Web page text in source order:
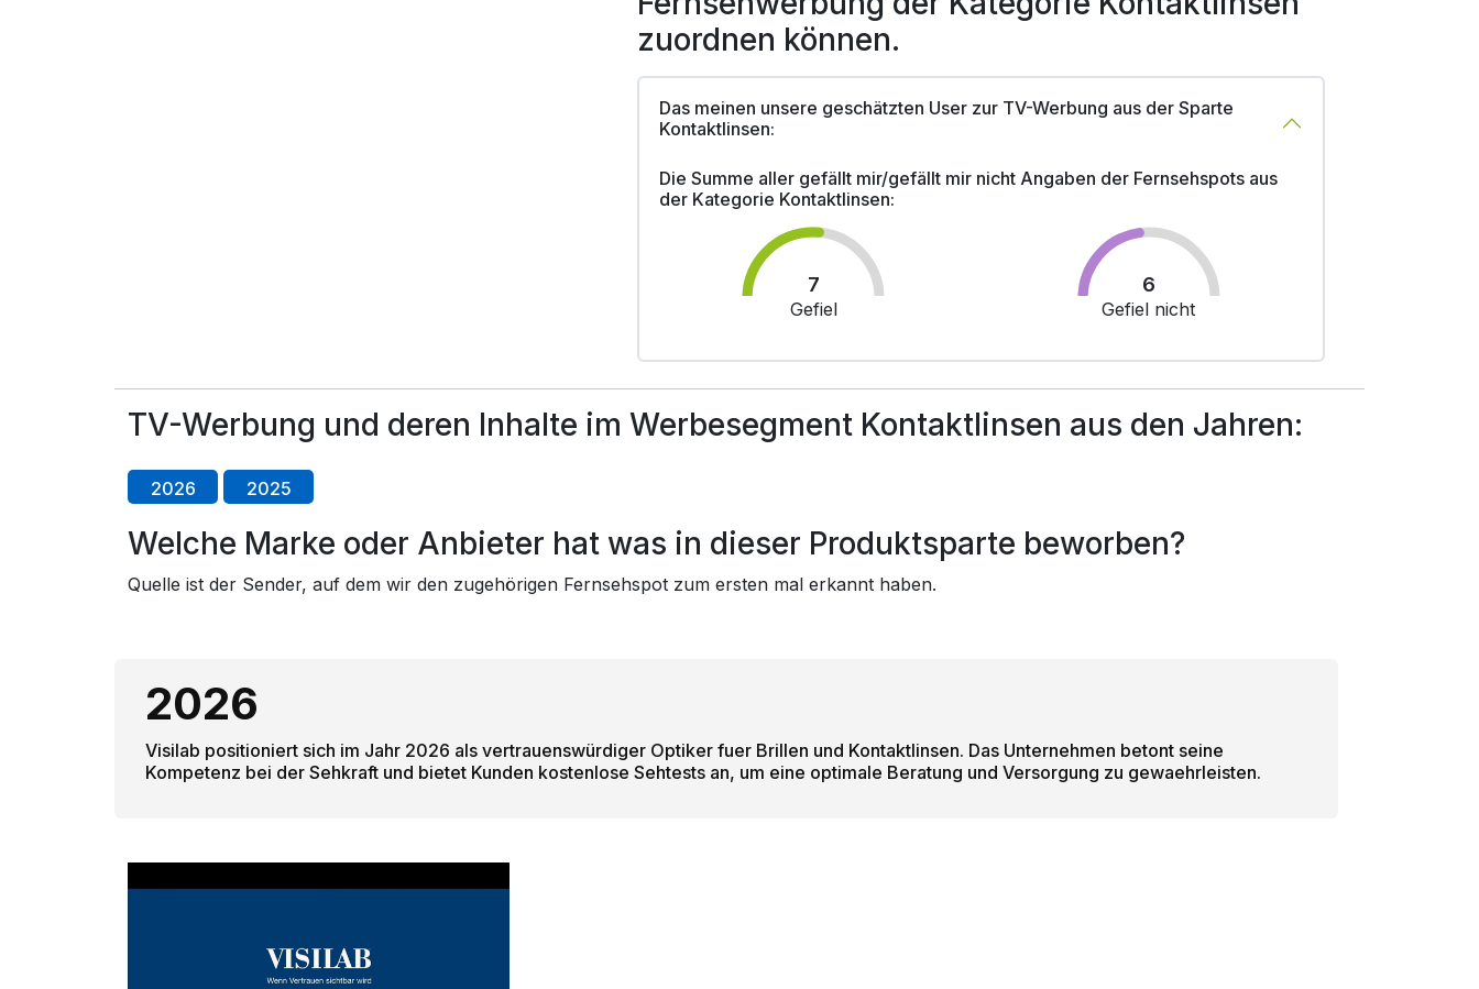
zuordnen können.
Das meinen unsere geschätzten User zur TV-Werbung aus der Sparte
Kontaktlinsen:
Die Summe aller gefällt mir/gefällt mir nicht Angaben der Fernsehspots aus
der Kategorie Kontaktlinsen:
7
Gefiel
6
Gefiel nicht
TV-Werbung und deren Inhalte im Werbesegment Kontaktlinsen aus den Jahren:
2026 2025
Welche Marke oder Anbieter hat was in dieser Produktsparte beworben?
Quelle ist der Sender, auf dem wir den zugehörigen Fernsehspot zum ersten mal erkannt haben.
2026
Visilab positioniert sich im Jahr 2026 als vertrauenswürdiger Optiker fuer Brillen und Kontaktlinsen. Das Unternehmen betont seine
Kompetenz bei der Sehkraft und bietet Kunden kostenlose Sehtests an, um eine optimale Beratung und Versorgung zu gewaehrleisten.